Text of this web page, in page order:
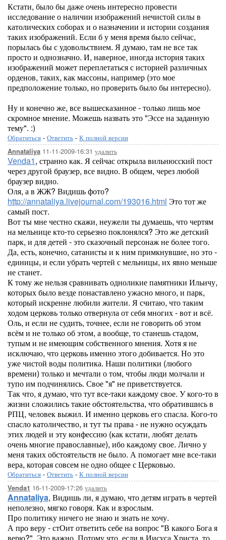
Кстати, было бы даже очень интересно провести
исследование о наличии изображений нечистой силы в
католических соборах и о назначении и истории создания
таких изображений. Если б у меня время было сейчас,
порылась бы с удовольствием. Я думаю, там не все так
просто и однозначно. И, наверное, иногда история таких
изображений может переплетаться с историей различных
орденов, таких, как массоны, например (это мое
предположение только, но проверить было бы интересно).
Ну и конечно же, все вышесказанное - только лишь мое
скромное мнение. Можешь назвать это "Эссе на заданную
тему". :)
Обратиться - Ответить - К полной версии
Annataliya 11-11-2009-16:31 удалить
Venda1, странно как. Я сейчас открыла вильнюсский пост
через другой браузер, все видно. В общем, через любой
браузер видно.
Оля, а в ЖЖ? Видишь фото?
http://annataliya.livejournal.com/193016.html Это тот же
самый пост.
Вот ты мне честно скажи, неужели ты думаешь, что чертям
на мельнице кто-то серьезно поклонялся? Это же детский
парк, и для детей - это сказочный персонаж не более того.
Да, есть, конечно, сатанисты и к ним примкнувшие, но это -
единицы, и если убрать чертей с мельницы, их явно меньше
не станет.
К тому же нельзя сравнивать одноликие памятники Ильичу,
которых было везде понаставлено ужасно много, и парк,
который искренне любили жители. Я считаю, что таким
ходом церковь только отвернула от себя многих - вот и всё.
Оль, и если не судить, точнее, если не говорить об этом
всём и не только об этом, а вообще, то станешь стадом,
тупым и не имеющим собственного мнения. Хотя я не
исключаю, что церковь именно этого добивается. Но это
уже чистой воды политика. Наши политики (любого
времени) только и мечтали о том, чтобы люди молчали и
тупо им подчинялись. Свое "я" не приветствуется.
Так что, я думаю, что тут все-таки каждому свое. У кого-то в
жизни сложились такие обстоятельства, что обратившись в
РПЦ, человек выжил. И именно церковь его спасла. Кого-то
спасло католичество, и тут ты права - не нужно осуждать
этих людей и эту конфессию (как кстати, любят делать
очень многие православные), ибо каждому свое. Лично у
меня таких обстоятельств не было. А помогает мне все-таки
вера, которая совсем не одно общее с Церковью.
Обратиться - Ответить - К полной версии
Venda1 16-11-2009-17:26 удалить
Annataliya, Видишь ли, я думаю, что детям играть в чертей
неполезно, мягко говоря. Как и взрослым.
Про политику ничего не знаю и знать не хочу.
А про веру - стОит ответить себе на вопрос "В какого Бога я